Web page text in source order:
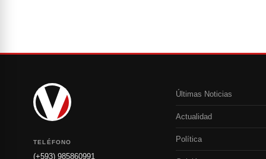
TELÉFONO
(+593) 985860991
Últimas Noticias
Actualidad
Política